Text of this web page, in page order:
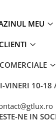
MEU
CLIENTI
VINERI 10-18
NE IN